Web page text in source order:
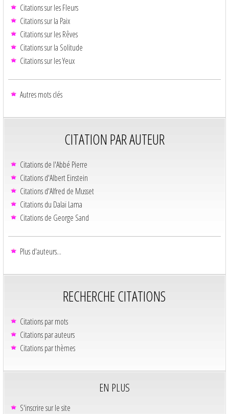
Citations sur les Fleurs
Citations sur la Paix
Citations sur les Rêves
Citations sur la Solitude
Citations sur les Yeux
Autres mots clés
CITATION PAR AUTEUR
Citations de l'Abbé Pierre
Citations d'Albert Einstein
Citations d'Alfred de Musset
Citations du Dalaï Lama
Citations de George Sand
Plus d'auteurs...
RECHERCHE CITATIONS
Citations par mots
Citations par auteurs
Citations par thèmes
EN PLUS
S'inscrire sur le site